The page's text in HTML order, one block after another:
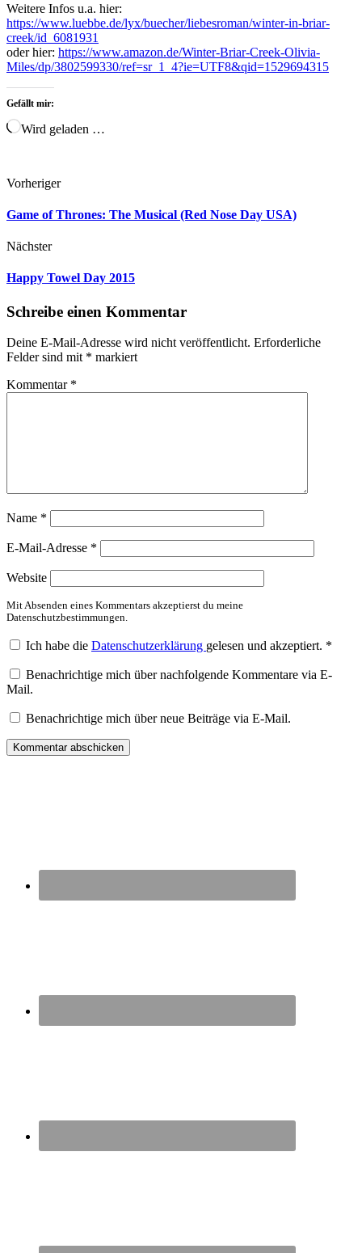
Weitere Infos u.a. hier:
https://www.luebbe.de/lyx/buecher/liebesroman/winter-in-briar-
creek/id_6081931
oder hier: https://www.amazon.de/Winter-Briar-Creek-Olivia-
Miles/dp/3802599330/ref=sr_1_4?ie=UTF8&qid=1529694315
Gefällt mir:
Wird geladen …
Vorheriger
Game of Thrones: The Musical (Red Nose Day USA)
Nächster
Happy Towel Day 2015
Schreibe einen Kommentar
Deine E-Mail-Adresse wird nicht veröffentlicht. Erforderliche
Felder sind mit * markiert
Kommentar *
Name *
E-Mail-Adresse *
Website
Mit Absenden eines Kommentars akzeptierst du meine
Datenschutzbestimmungen.
Ich habe die Datenschutzerklärung gelesen und akzeptiert. *
Benachrichtige mich über nachfolgende Kommentare via E-
Mail.
Benachrichtige mich über neue Beiträge via E-Mail.